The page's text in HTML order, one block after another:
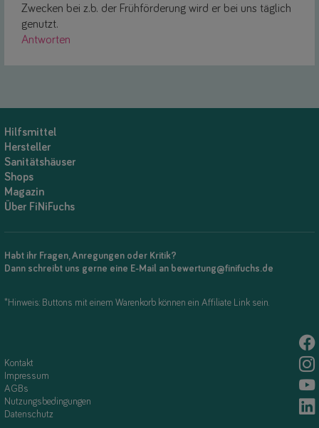
Zwecken bei z.b. der Frühförderung wird er bei uns täglich
genutzt.
Antworten
Hilfsmittel
Hersteller
Sanitätshäuser
Shops
Magazin
Über FiNiFuchs
Habt ihr Fragen, Anregungen oder Kritik?
Dann schreibt uns gerne eine E-Mail an bewertung@finifuchs.de
*Hinweis: Buttons mit einem Warenkorb können ein Affiliate Link sein.
Kontakt
Impressum
AGBs
Nutzungsbedingungen
Datenschutz